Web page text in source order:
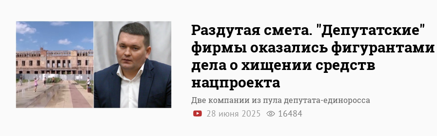
Раздутая смета. "Депутатские"
фирмы оказались фигурантами
дела о хищении средств
нацпроекта
Две компании из пула депутата-единоросса
28 июня 2025 16484